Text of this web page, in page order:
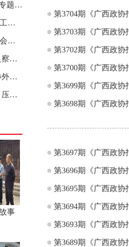
自治区政协召开“推动向海经济高质量发展”专题调研座谈会 钱学明出席并讲话
孙大伟到南宁督导检查地质灾害隐患大排查工作时强调 筑牢地质灾害安全防线 全力保障人民群众生命财产安全
中共政协广西壮族自治区委员会机关党员大会召开 选举产生新一届机关党委、机关纪委
孙大伟在自治区政协专题协商会上指出 下足察识谋督之功 恪尽服务大局之责 助推有色金属、关键金属产业高质量发展
巫家世在南宁、北海调研时提出 加快构建涉外法律供给集群 护航向海经济高质量发展
孙大伟到南宁督导检查安全生产工作时强调 压紧压实责任 狠抓隐患整治 坚决筑牢安全生产防线
事
第3704期《广西政
第3703期《广西政
第3702期《广西政
第3700期《广西政
第3699期《广西政
第3698期《广西政
第3697期《广西政
第3696期《广西政
第3695期《广西政
第3694期《广西政
第3693期《广西政
第3689期《广西政